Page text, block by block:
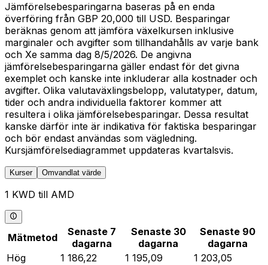
Jämförelsebesparingarna baseras på en enda
överföring från GBP 20,000 till USD. Besparingar
beräknas genom att jämföra växelkursen inklusive
marginaler och avgifter som tillhandahålls av varje bank
och Xe samma dag 8/5/2026. De angivna
jämförelsebesparingarna gäller endast för det givna
exemplet och kanske inte inkluderar alla kostnader och
avgifter. Olika valutaväxlingsbelopp, valutatyper, datum,
tider och andra individuella faktorer kommer att
resultera i olika jämförelsebesparingar. Dessa resultat
kanske därför inte är indikativa för faktiska besparingar
och bör endast användas som vägledning.
Kursjämförelsediagrammet uppdateras kvartalsvis.
Kurser Omvandlat värde
1 KWD till AMD
Mätmetod
Senaste 7
dagarna
Senaste 30
dagarna
Senaste 90
dagarna
Hög
1 186,22 1 195,09
1 203,05